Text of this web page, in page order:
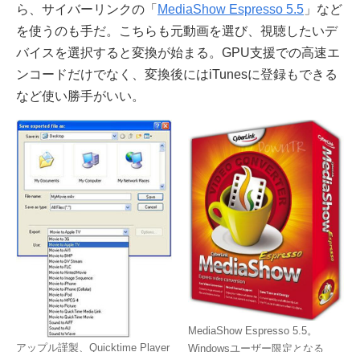
ら、サイバーリンクの「 MediaShow Espresso 5.5 」など
を使うのも手だ。こちらも元動画を選び、視聴したいデ
バイスを選択すると変換が始まる。GPU支援での高速エ
ンコードだけでなく、変換後にはiTunesに登録もできる
など使い勝手がいい。
アップル謹製、Quicktime Player
MediaShow Espresso 5.5。
Windowsユーザー限定となる